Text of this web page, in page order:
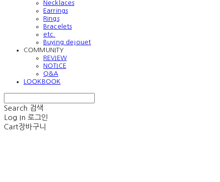
Necklaces
Earrings
Rings
Bracelets
etc.
Buying dejouet
COMMUNITY
REVIEW
NOTICE
Q&A
LOOKBOOK
Search 검색
Log In 로그인
Cart장바구니